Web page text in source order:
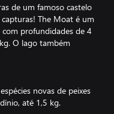
de um famoso castelo
The Moat é um
profundidades de 4
O lago também
novas de peixes
até 1,5 kg.